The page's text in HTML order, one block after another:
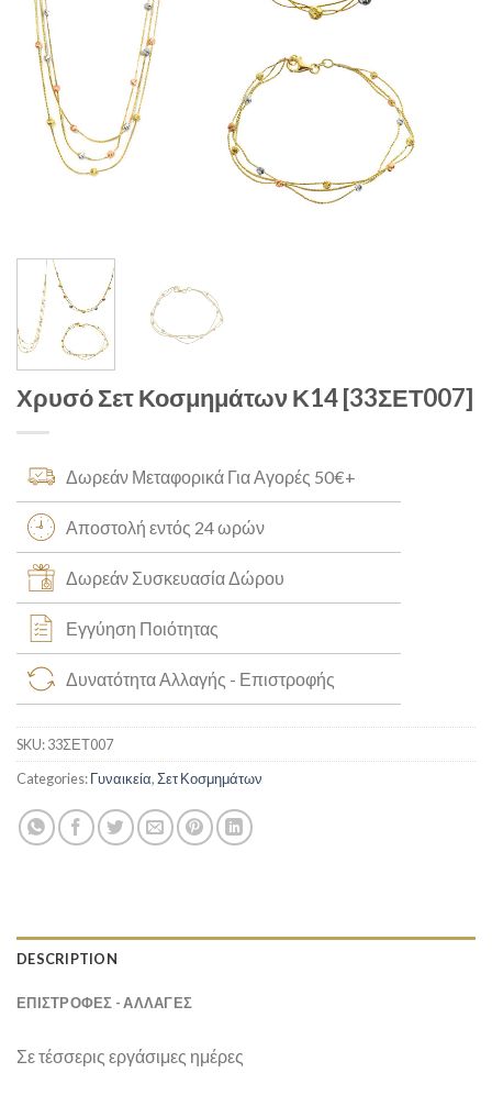
Χρυσό Σετ Κοσμημάτων Κ14 [33ΣΕΤ007]
Δωρεάν Μεταφορικά Για Αγορές 50€+
Αποστολή εντός 24 ωρών
Δωρεάν Συσκευασία Δώρου
Εγγύηση Ποιότητας
Δυνατότητα Αλλαγής - Επιστροφής
SKU:33ΣΕΤ007
Categories:Γυναικεία,Σετ Κοσμημάτων
DESCRIPTION
ΕΠΙΣΤΡΟΦΕΣ - ΑΛΛΑΓΕΣ
Σε τέσσερις εργάσιμες ημέρες